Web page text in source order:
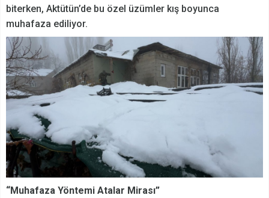
biterken, Aktütün’de bu özel üzümler kış boyunca
muhafaza ediliyor.
“Muhafaza Yöntemi Atalar Mirası”